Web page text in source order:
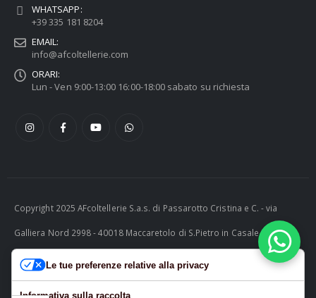
WHATSAPP:
+39 335 181 8204
EMAIL:
info@afcoltellerie.com
ORARI:
Lun - Ven 9:00-13:00 16:00-18:00 sabato su richiesta
Copyright 2025 AFcoltellerie S.a.s. di Passarotto Cristina e C. - via
Galliera Nord 2998 - 40018 Maccaretolo di S.Pietro in Casale (BO) -
ITALY P.I. 04230081202 | tel. +39 051 811732 | e-mail:
info@afcoltellerie.com -- Powered by Cosmobile Srl
Le tue preferenze relative alla privacy
Informativa sulla raccolta